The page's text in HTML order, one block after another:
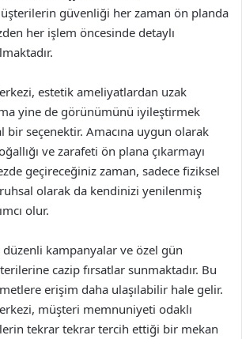
güvenliği her zaman ön planda
her işlem öncesinde detaylı
estetik ameliyatlardan uzak
yine de görünümünü iyileştirmek
bir seçenektir. Amacına uygun olarak
ve zarafeti ön plana çıkarmayı
geçireceğiniz zaman, sadece fiziksel
olarak da kendinizi yenilenmiş
olur.
düzenli kampanyalar ve özel gün
cazip fırsatlar sunmaktadır. Bu
erişim daha ulaşılabilir hale gelir.
müşteri memnuniyeti odaklı
tekrar tekrar tercih ettiği bir mekan